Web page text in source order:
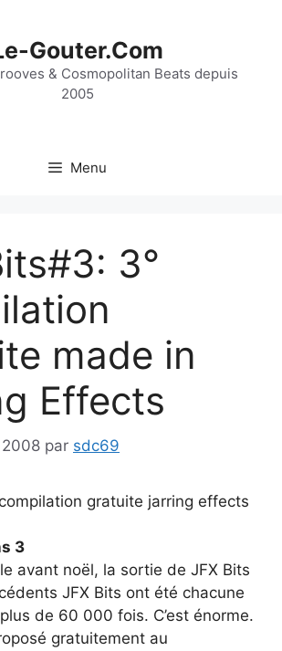
Gouter.Com
& Cosmopolitan Beats depuis
2005
Menu
3°
made in
Effects
par sdc69
3
avant noël, la sortie de JFX Bits
JFX Bits ont été chacune
de 60 000 fois. C’est énorme.
gratuitement au